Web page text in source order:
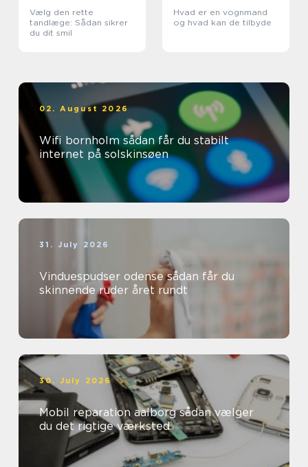
Vælg den rette
tandlæge: Sådan sikrer
du dit smil
Hvad er en vognmand
og hvad kan de tilbyde
02. August 2026
Wifi bornholm sådan får du stabilt
internet på solskinsøen
31. July 2026
Vinduespudser odense sådan får du
skinnende ruder året rundt
30. July 2026
Mobil reparation aalborg sådan vælger
du det rigtige værksted